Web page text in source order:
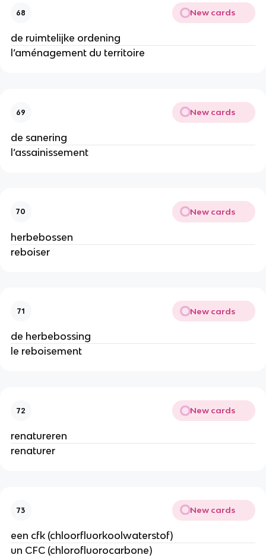
68 New cards
de ruimtelijke ordening
l’aménagement du territoire
69 New cards
de sanering
l’assainissement
70 New cards
herbebossen
reboiser
71 New cards
de herbebossing
le reboisement
72 New cards
renatureren
renaturer
73 New cards
een cfk (chloorfluorkoolwaterstof)
un CFC (chlorofluorocarbone)